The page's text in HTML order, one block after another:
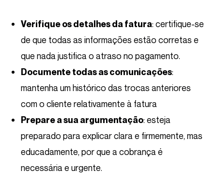
Verifique os detalhes da fatura: certifique-se
de que todas as informações estão corretas e
que nada justifica o atraso no pagamento.
Documente todas as comunicações:
mantenha um histórico das trocas anteriores
com o cliente relativamente à fatura
Prepare a sua argumentação: esteja
preparado para explicar clara e firmemente, mas
educadamente, por que a cobrança é
necessária e urgente.